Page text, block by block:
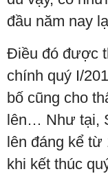
đầu năm nay
Điều đó được
chính quý I/
bố cũng cho
lên… Như tại,
lên đáng kể từ
khi kết thúc